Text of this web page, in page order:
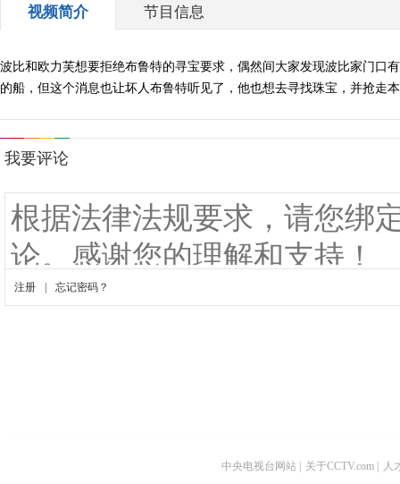
视频简介 节目信息
波比和欧力芙想要拒绝布鲁特的寻宝要求，偶然间大家发现波比家门口
的船，但这个消息也让坏人布鲁特听见了，他也想去寻找珠宝，并抢走
中央电视台网站 关于CCTV.com 人